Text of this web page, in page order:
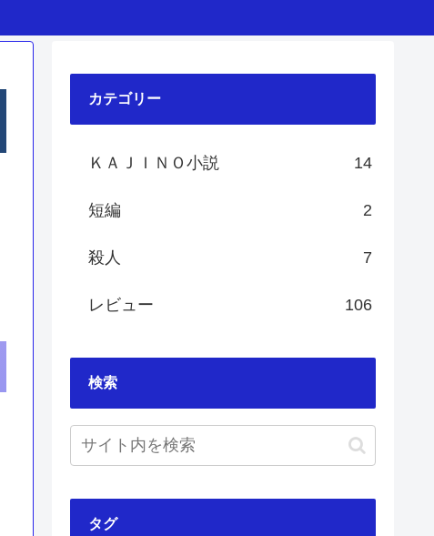
カテゴリー
ＫＡＪＩＮＯ小説 14
短編 2
殺人 7
レビュー 106
検索
タグ